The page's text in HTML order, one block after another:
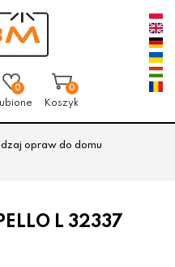
0 0
Koszyk
opraw do domu
L 32337